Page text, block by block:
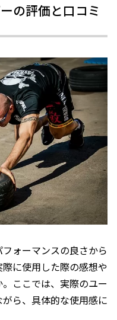
の評価と口コミ
ォーマンスの良さから
に使用した際の感想や
ここでは、実際のユー
ら、具体的な使用感に